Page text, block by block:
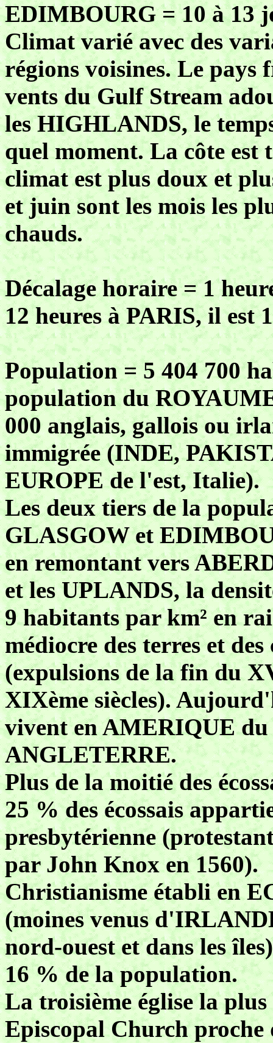
EDIMBOURG = 10 à 13
Climat varié avec des
régions voisines. Le pays
vents du Gulf Stream
les HIGHLANDS, le
quel moment. La côte est
climat est plus doux et
et juin sont les mois les
chauds.
Décalage horaire = 1
12 heures à PARIS, il est
Population = 5 404 700
population du
000 anglais, gallois ou
immigrée (INDE,
EUROPE de l'est, Italie).
Les deux tiers de la
GLASGOW et
en remontant vers
et les UPLANDS, la
9 habitants par km² en
médiocre des terres et des
(expulsions de la fin du
XIXème siècles).
vivent en AMERIQUE du
ANGLETERRE.
Plus de la moitié des
25 % des écossais
presbytérienne
par John Knox en 1560).
Christianisme établi en
(moines venus
nord-ouest et dans les
16 % de la population.
La troisième église la
Episcopal Church proche